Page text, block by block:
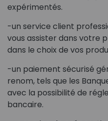
expérimentés.
-un service client
vous assister dans votre
dans le choix de vos
-un paiement sécurisé
renom, tels que les
avec la possibilité de
bancaire.